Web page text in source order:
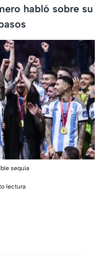
habló sobre su
sequía
lectura